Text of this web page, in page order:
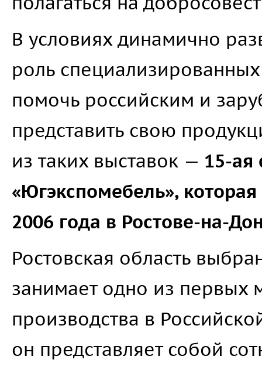
В условиях динамично
роль
помочь российским и
представить свою
из таких выставок — 15-ая
«Югэкспомебель»,
2006 года в Ростове-на-
Ростовская область
занимает одно из
производства в
он представляет собой